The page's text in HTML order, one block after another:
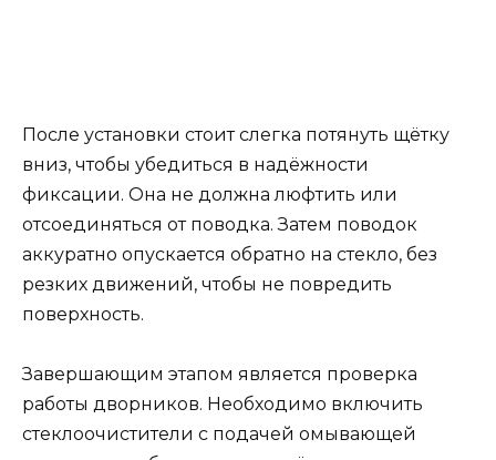
После установки стоит слегка потянуть щётку
вниз, чтобы убедиться в надёжности
фиксации. Она не должна люфтить или
отсоединяться от поводка. Затем поводок
аккуратно опускается обратно на стекло, без
резких движений, чтобы не повредить
поверхность.
Завершающим этапом является проверка
работы дворников. Необходимо включить
стеклоочистители с подачей омывающей